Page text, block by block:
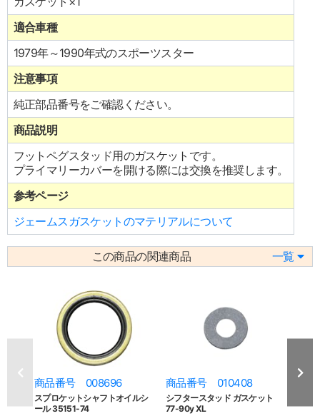
適合車種
1979年～1990年式のスポーツスター
注意事項
純正部品番号をご確認ください。
商品説明
フットペグスタッド用のガスケットです。
プライマリーカバーを開ける際には交換を推奨します。
参考ページ
ジェームスガスケットのマテリアルについて
この商品の関連商品 一覧
商品番号 008696
スプロケットシャフトオイルシ
ール 35151-74
商品番号 010408
シフタースタッド ガスケット
77-90y XL
77-